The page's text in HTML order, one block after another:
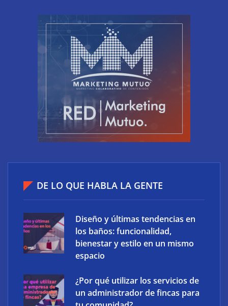
DE LO QUE HABLA LA GENTE
Diseño y últimas tendencias en
los baños: funcionalidad,
bienestar y estilo en un mismo
espacio
¿Por qué utilizar los servicios de
un administrador de fincas para